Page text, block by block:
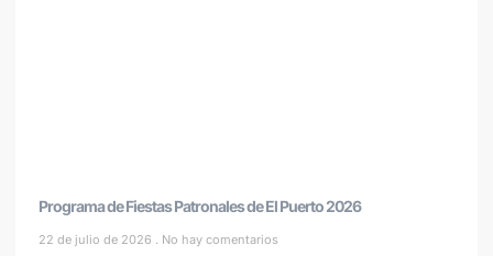
Programa de Fiestas Patronales de El Puerto 2026
22 de julio de 2026 No hay comentarios